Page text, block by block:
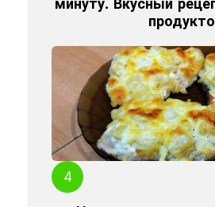
минуту. Вкусный